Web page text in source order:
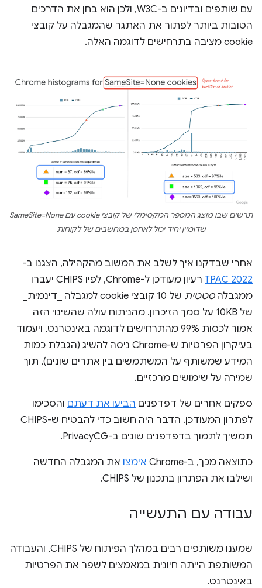
עם שותפים ובדיונים ב-W3C, ולכן הוא בחן את הדרכים
הטובות ביותר לפתור את האתגר שהמגבלה על קובצי
cookie מציבה בתרחישים לדוגמה האלה.
תרשים שבו מוצג המספר המקסימלי של קובצי cookie עם SameSite=None
שדומיין יחיד יכול לאחסן במחשבים של לקוחות
אחרי שבדקנו איך לשלב את המשוב מהקהילה, הצגנו ב-
TPAC 2022
רעיון מעודכן ל-Chrome, לפיו CHIPS יעברו
ממגבלהסטטית
של 10 קובצי cookie למגבלה _דינמית_
של 10KB על סמך הזיכרון. מהניתוח עולה שהשינוי הזה
אמור לכסות 99% מהתרחישים לדוגמה באינטרנט, ויעמוד
בעיקרון הפרטיות ש-Chrome ניסה להשיג (הגבלת כמות
המידע שמשותף על המשתמשים בין אתרים שונים), תוך
שמירה על שימושים מרכזיים.
ספקים אחרים של דפדפנים הביעו את דעתם והסכימו
לפתרון המעודכן. הדבר היה חשוב כדי להבטיח ש-CHIPS
תמשיך לתמוך בדפדפנים שונים ב-PrivacyCG.
כתוצאה מכך, ב-Chrome אימצו את המגבלה החדשה
ושילבו את הפתרון בתכנון של CHIPS.
עבודה עם התעשייה
שמענו משותפים רבים במהלך הפיתוח של CHIPS, והעבודה
המשותפת הייתה חיונית במאמצים לשפר את הפרטיות
באינטרנט.